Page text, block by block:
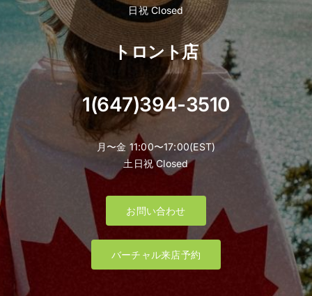
日祝 Closed
トロント店
1(647)394-3510
月〜金 11:00〜17:00(EST)
土日祝 Closed
お問い合わせ
バーチャル来店予約